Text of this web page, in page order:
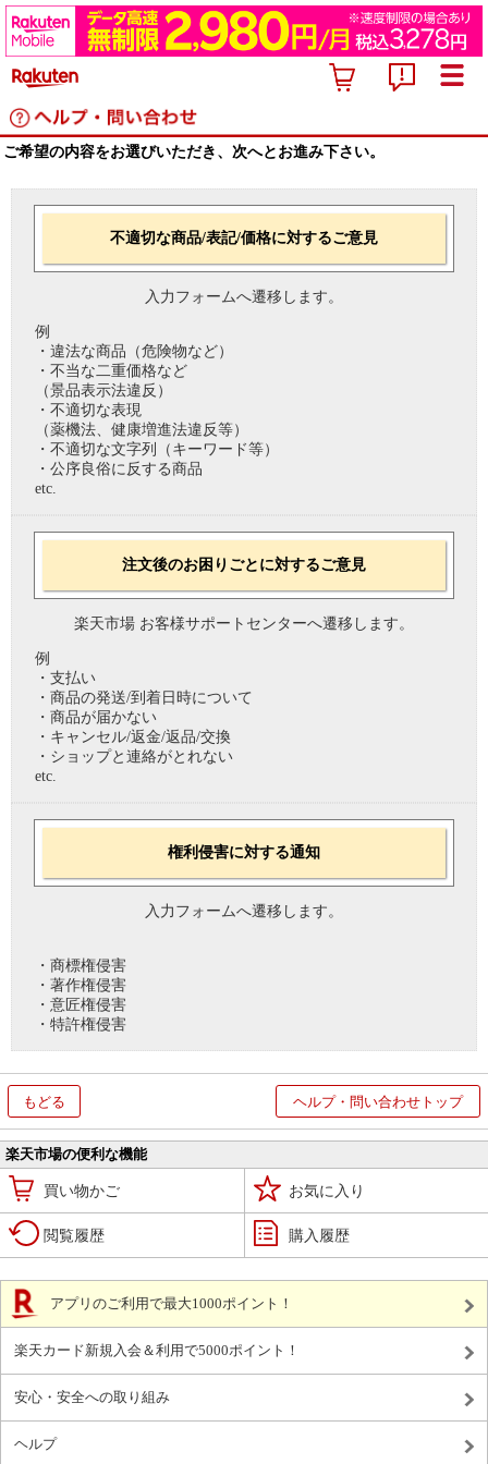
ご希望の内容をお選びいただき、次へとお進み下さい。
不適切な商品/表記/価格に対するご意見
入力フォームへ遷移します。
例
・違法な商品（危険物など）
・不当な二重価格など
（景品表示法違反）
・不適切な表現
（薬機法、健康増進法違反等）
・不適切な文字列（キーワード等）
・公序良俗に反する商品
etc.
注文後のお困りごとに対するご意見
楽天市場 お客様サポートセンターへ遷移します。
例
・支払い
・商品の発送/到着日時について
・商品が届かない
・キャンセル/返金/返品/交換
・ショップと連絡がとれない
etc.
権利侵害に対する通知
入力フォームへ遷移します。
・商標権侵害
・著作権侵害
・意匠権侵害
・特許権侵害
もどる ヘルプ・問い合わせトップ
楽天市場の便利な機能
買い物かご お気に入り
閲覧履歴 購入履歴
アプリのご利用で最大1000ポイント！
楽天カード新規入会＆利用で5000ポイント！
安心・安全への取り組み
ヘルプ